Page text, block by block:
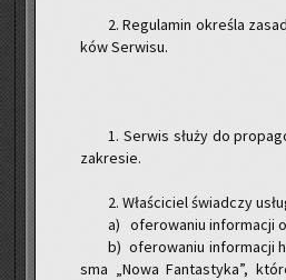
2. Re­gu­la­min okre­śla
ków Ser­wi­su.
1. Ser­wis służy do
za­kre­sie.
2. Wła­ści­ciel świad­czy
a) ofe­ro­wa­niu in­for­ma­cji
b) ofe­ro­wa­niu in­for­ma­cji
sma „Nowa Fan­ta­sty­ka”,